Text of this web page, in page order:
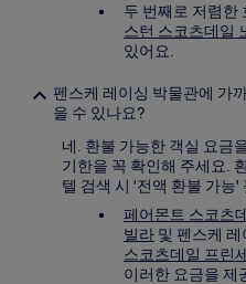
두 번째로 저렴한
스턴 스코츠데일
있어요.
펜스케 레이싱 박물관에 가
을 수 있나요?
네. 환불 가능한 객실 요금
기한을 꼭 확인해 주세요.
텔 검색 시 '전액 환불 가능
페어몬트 스코츠
빌라 및 펜스케
스코츠데일 프린
이러한 요금을 제